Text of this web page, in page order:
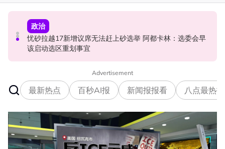
政治
开放与各方合作迎战甲州选 扎希：国阵捍卫甲州21席
政治
自上周起不能访问MyKHAS系统 罗诗雅：影响安邦居民各
类援助发放
政治
忧砂拉越17新增议席无法赶上砂选举 阿都卡林：选委会早
该启动选区重划事宜
Advertisement
最新热点 百秒AI报 新闻报报看 八点最热报